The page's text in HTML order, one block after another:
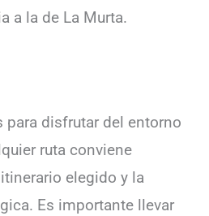
a la de La Murta.
para disfrutar del entorno
ruta conviene
elegido y la
Es importante llevar